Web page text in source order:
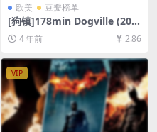
欧美 豆瓣榜单
[狗镇]178min Dogville (200
3)[百度网盘+迅雷云盘资源10
80P超清未删减][MP4/11GB]
[中英字幕]
4 年前 2.86
VIP